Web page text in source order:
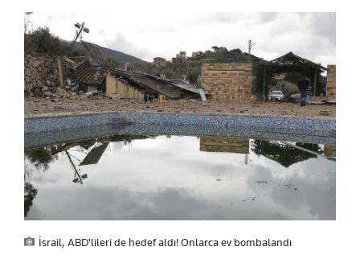
İsrail, ABD'lileri de hedef aldı! Onlarca ev bombalandı